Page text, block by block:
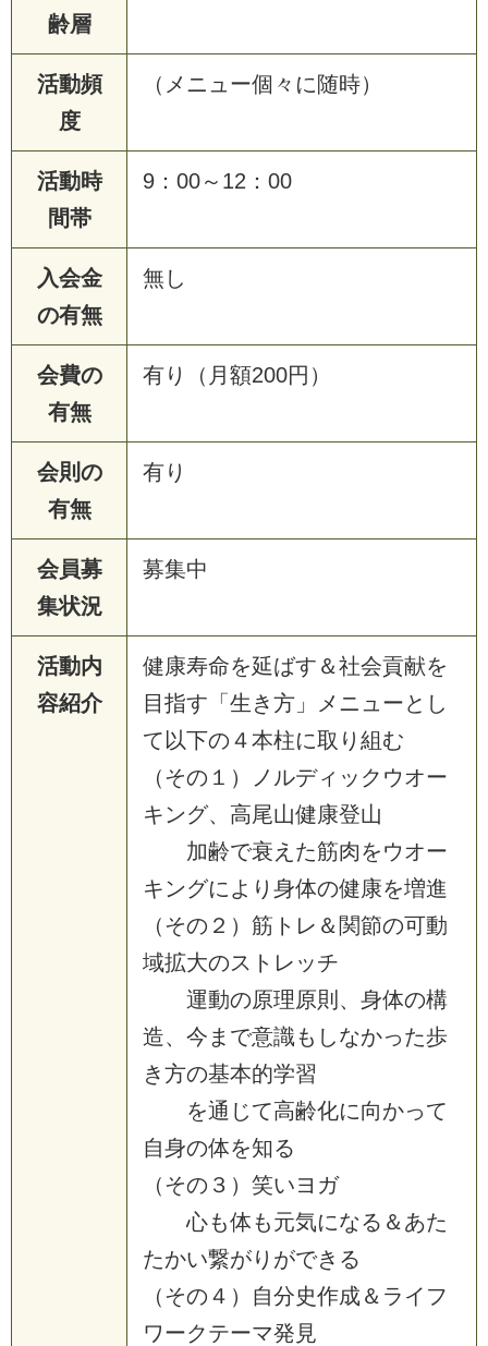
齢層
活動頻
度
（メニュー個々に随時）
活動時
間帯
9：00～12：00
入会金
の有無
無し
会費の
有無
有り（月額200円）
会則の
有無
有り
会員募
集状況
募集中
活動内
容紹介
健康寿命を延ばす＆社会貢献を
目指す「生き方」メニューとし
て以下の４本柱に取り組む
（その１）ノルディックウオー
キング、高尾山健康登山
加齢で衰えた筋肉をウオー
キングにより身体の健康を増進
（その２）筋トレ＆関節の可動
域拡大のストレッチ
運動の原理原則、身体の構
造、今まで意識もしなかった歩
き方の基本的学習
を通じて高齢化に向かって
自身の体を知る
（その３）笑いヨガ
心も体も元気になる＆あた
たかい繋がりができる
（その４）自分史作成＆ライフ
ワークテーマ発見